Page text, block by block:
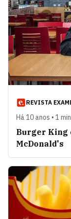
REVISTA
Há 10 anos • 1
Burger King
McDonald's